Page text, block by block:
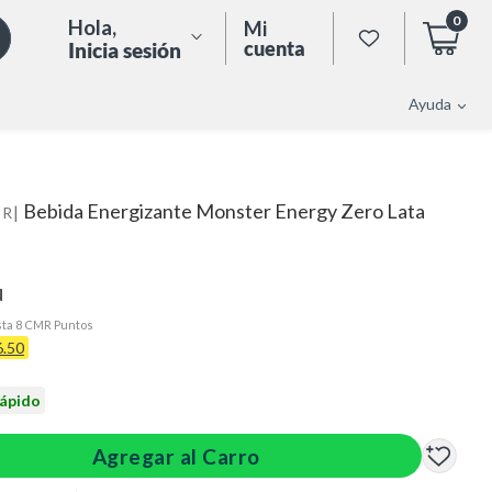
Hola,
Inicia sesión
Mi
cuenta
0
Ayuda
| Bebida Energizante Monster Energy Zero Lata
8 CMR Puntos
Agregar al Carro